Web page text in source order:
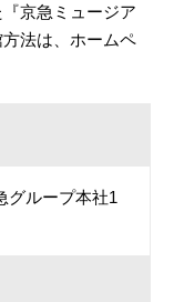
京急ミュージア
法は、ホームペ
ループ本社1